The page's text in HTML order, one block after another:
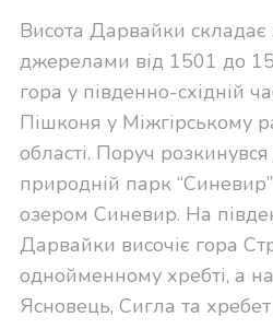
Висота Дарвайки складає
джерелами від 1501 до
гора у південно-східній
Пішконя у Міжгірському
області. Поруч
природній парк
озером Синевир. На
Дарвайки височіє гора
однойменному хребті, а
Ясновець, Сигла та